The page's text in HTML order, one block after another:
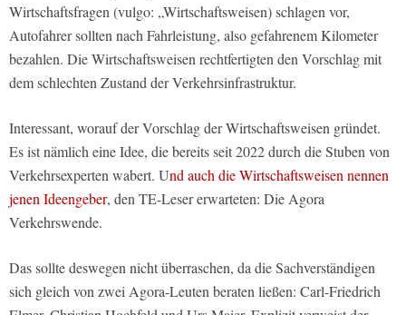
Wirtschaftsfragen (vulgo: „Wirtschaftsweisen) schlagen vor,
Autofahrer sollten nach Fahrleistung, also gefahrenem Kilometer
bezahlen. Die Wirtschaftsweisen rechtfertigten den Vorschlag mit
dem schlechten Zustand der Verkehrsinfrastruktur.
Interessant, worauf der Vorschlag der Wirtschaftsweisen gründet.
Es ist nämlich eine Idee, die bereits seit 2022 durch die Stuben von
Verkehrsexperten wabert. Und auch die Wirtschaftsweisen nennen
jenen Ideengeber, den TE-Leser erwarteten: Die Agora
Verkehrswende.
Das sollte deswegen nicht überraschen, da die Sachverständigen
sich gleich von zwei Agora-Leuten beraten ließen: Carl-Friedrich